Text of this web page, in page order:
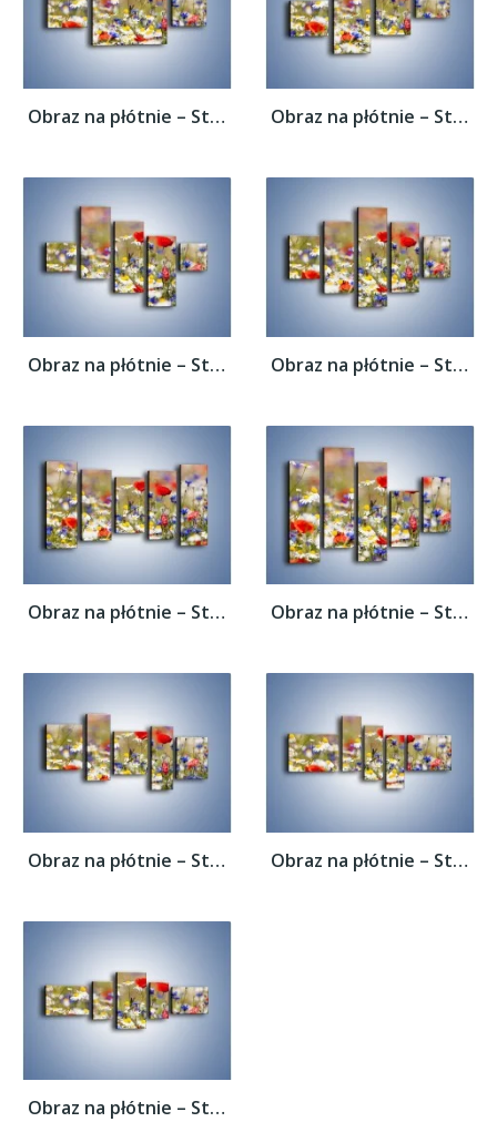
Obraz na płótnie – Stokrotki w innym... Obraz na płótnie – Stokrotki w innym...
Obraz na płótnie – Stokrotki w innym... Obraz na płótnie – Stokrotki w innym...
Obraz na płótnie – Stokrotki w innym... Obraz na płótnie – Stokrotki w innym...
Obraz na płótnie – Stokrotki w innym... Obraz na płótnie – Stokrotki w innym...
Obraz na płótnie – Stokrotki w innym...